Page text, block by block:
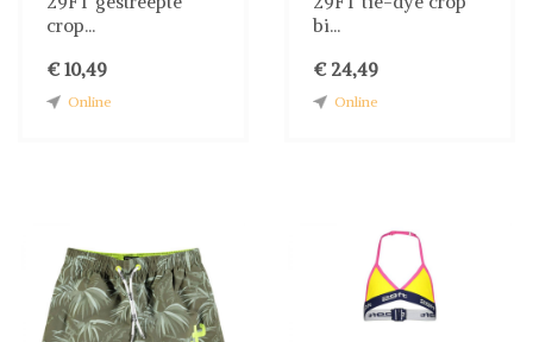
crop...
€ 10,49
Online
bi...
€ 24,49
Online